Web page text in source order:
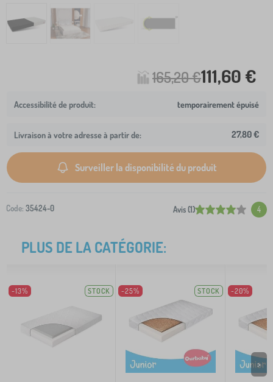
165,20 €111,60 €
temporairement épuisé
Livraison à votre adresse à partir de: 27,80 €
Surveiller la disponibilité du produit
Code: 35424-0 Avis (1) 4
PLUS DE LA CATÉGORIE:
-13% STOCK -25% STOCK -20%
>